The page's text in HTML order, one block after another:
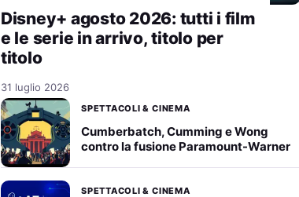
Disney+ agosto 2026: tutti i film
e le serie in arrivo, titolo per
titolo
31 luglio 2026
SPETTACOLI & CINEMA
Cumberbatch, Cumming e Wong
contro la fusione Paramount-Warner
SPETTACOLI & CINEMA